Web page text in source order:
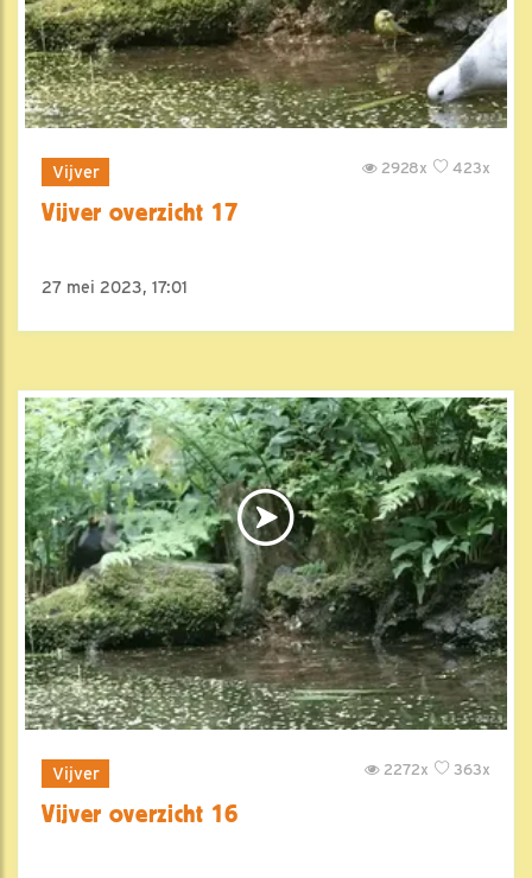
Vijver 423x
2928x
Vijver overzicht 17
27 mei 2023, 17:01
Vijver 363x
2272x
Vijver overzicht 16